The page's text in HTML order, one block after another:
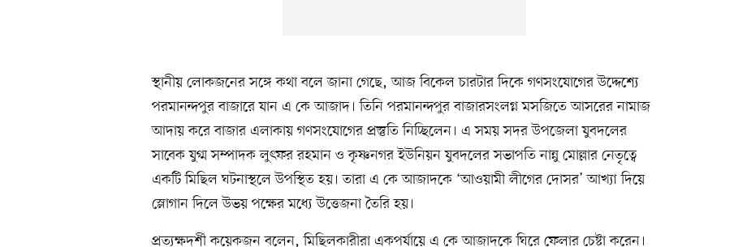
স্থানীয় লোকজনের সঙ্গে কথা বলে জানা গেছে, আজ বিকেল চারটার দিকে গণসংযোগের উদ্দেশ্যে
পরমানন্দপুর বাজারে যান এ কে আজাদ। তিনি পরমানন্দপুর বাজারসংলগ্ন মসজিতে আসরের নামাজ
আদায় করে বাজার এলাকায় গণসংযোগের প্রস্তুতি নিচ্ছিলেন। এ সময় সদর উপজেলা যুবদলের
সাবেক যুগ্ম সম্পাদক লুৎফর রহমান ও কৃষ্ণনগর ইউনিয়ন যুবদলের সভাপতি নান্নু মোল্লার নেতৃত্বে
একটি মিছিল ঘটনাস্থলে উপস্থিত হয়। তারা এ কে আজাদকে ‘আওয়ামী লীগের দোসর’ আখ্যা দিয়ে
স্লোগান দিলে উভয় পক্ষের মধ্যে উত্তেজনা তৈরি হয়।
প্রত্যক্ষদর্শী কয়েকজন বলেন, মিছিলকারীরা একপর্যায়ে এ কে আজাদকে ঘিরে ফেলার চেষ্টা করেন।